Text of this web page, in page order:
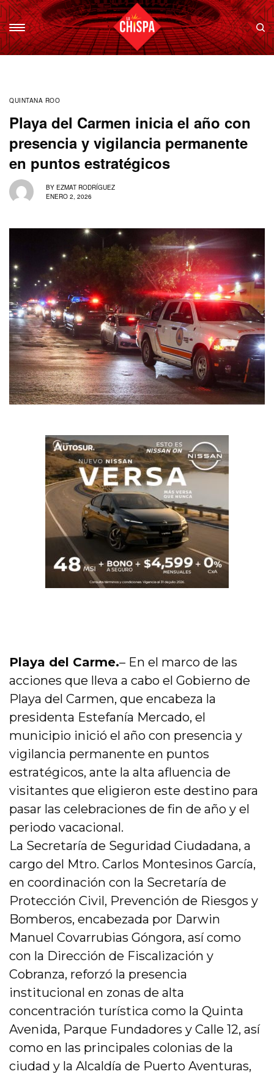
QUINTANA ROO
Playa del Carmen inicia el año con
presencia y vigilancia permanente
en puntos estratégicos
BY EZMAT RODRÍGUEZ
ENERO 2, 2026
Playa del Carme.– En el marco de las
acciones que lleva a cabo el Gobierno de
Playa del Carmen, que encabeza la
presidenta Estefanía Mercado, el
municipio inició el año con presencia y
vigilancia permanente en puntos
estratégicos, ante la alta afluencia de
visitantes que eligieron este destino para
pasar las celebraciones de fin de año y el
periodo vacacional.
La Secretaría de Seguridad Ciudadana, a
cargo del Mtro. Carlos Montesinos García,
en coordinación con la Secretaría de
Protección Civil, Prevención de Riesgos y
Bomberos, encabezada por Darwin
Manuel Covarrubias Góngora, así como
con la Dirección de Fiscalización y
Cobranza, reforzó la presencia
institucional en zonas de alta
concentración turística como la Quinta
Avenida, Parque Fundadores y Calle 12, así
como en las principales colonias de la
ciudad y la Alcaldía de Puerto Aventuras,